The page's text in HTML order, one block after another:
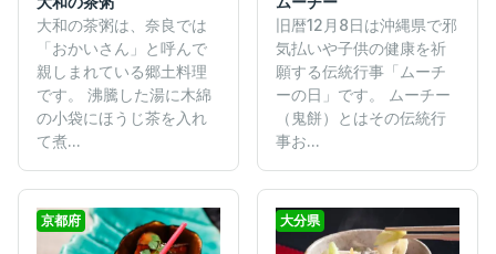
大和の茶粥は、奈良では
「おかいさん」と呼んで
親しまれている郷土料理
です。 沸騰した湯に木綿
の小袋にほうじ茶を入れ
て煮...
旧暦12月8日は沖縄県で邪
気払いや子供の健康を祈
願する伝統行事「ムーチ
ーの日」です。 ムーチー
（鬼餅）とはその伝統行
事お...
京都府 大分県